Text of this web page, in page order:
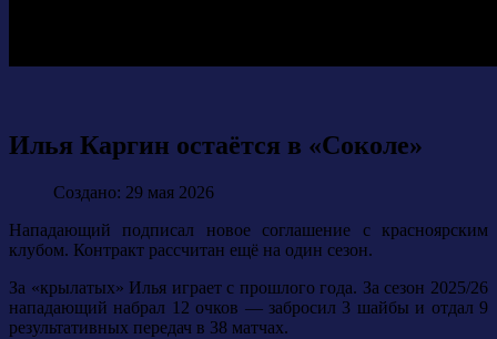
Илья Каргин остаётся в «Соколе»
Создано: 29 мая 2026
Нападающий подписал новое соглашение с красноярским
клубом. Контракт рассчитан ещё на один сезон.
За «крылатых» Илья играет с прошлого года. За сезон 2025/26
нападающий набрал 12 очков — забросил 3 шайбы и отдал 9
результативных передач в 38 матчах.